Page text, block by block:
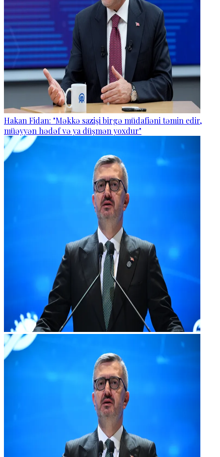
Hakan Fidan: "Məkkə sazişi birgə müdafiəni təmin edir,
müəyyən hədəf və ya düşmən yoxdur"